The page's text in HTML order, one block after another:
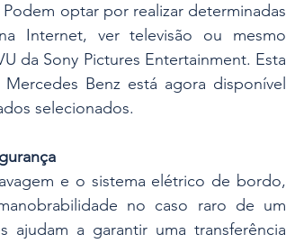
optar por realizar determinadas
Internet, ver televisão ou mesmo
da Sony Pictures Entertainment. Esta
Benz está agora disponível
selecionados.
e o sistema elétrico de bordo,
no caso raro de um
ajudam a garantir uma transferência